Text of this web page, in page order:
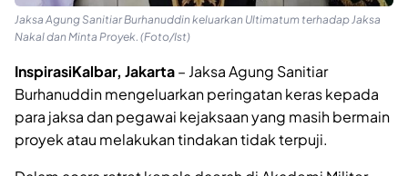
Jaksa Agung Sanitiar Burhanuddin keluarkan Ultimatum terhadap Jaksa
Nakal dan Minta Proyek. (Foto/Ist)
InspirasiKalbar, Jakarta– Jaksa Agung Sanitiar
Burhanuddin mengeluarkan peringatan keras kepada
para jaksa dan pegawai kejaksaan yang masih bermain
proyek atau melakukan tindakan tidak terpuji.